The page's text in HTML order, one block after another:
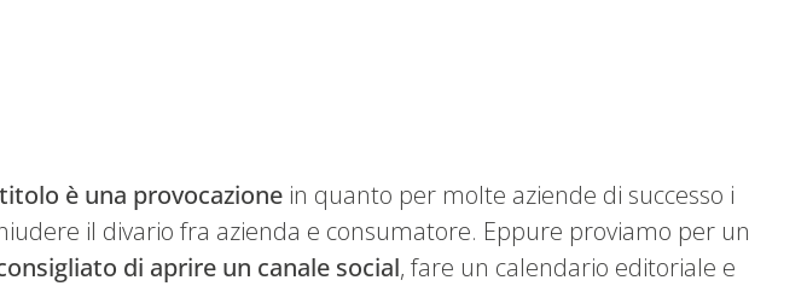
è una provocazione in quanto per molte aziende di successo i
il divario fra azienda e consumatore. Eppure proviamo per un
di aprire un canale social, fare un calendario editoriale e